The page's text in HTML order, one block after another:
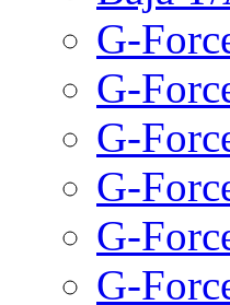
G-
G-
G-
G-
G-
G-